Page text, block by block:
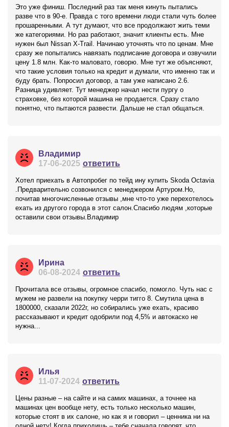
Это уже финиш. Последний раз так меня кинуть пытались
разве что в 90-е. Правда с того времени люди стали чуть более
прошаренными. А тут думают, что все продолжают жить теми
же категориями. Но раз работают, значит клиенты есть. Мне
нужен был Nissan X-Trail. Начинаю уточнять что по ценам. Мне
сразу же попытались навязать подписание договора и озвучили
цену 1.8 млн. Как-то маловато, говорю. Мне тут же объясняют,
что такие условия только на кредит и думали, что именно так и
буду брать. Попросил договор, а там уже написано 2.6.
Разница удивляет. Тут менеджер начал нести пургу о
страховке, без которой машина не продается. Сразу стало
понятно, что пытаются развести. Дальше не стал общаться.
Владимир
17-06-2025 ответить
Хотел приехать в Автопробег по тейд ину купить Skoda Octavia
.Предварительно созвонился с менеджером Артуром.Но,
почитав многочисленные отзывы ,мне что-то уже перехотелось
ехать из другого города в этот салон.Спасибо людям ,которые
оставили свои отзывы.Владимир
Ирина
06-08-2024 ответить
Прочитала все отзывы, огромное спасибо, помогло. Чуть нас с
мужем не развели на покупку черри тигго 8. Смутила цена в
1800000, сказали 2022г, но собирались уже ехать, красиво
рассказывают и кредит одобрили под 4,5% и автокаско не
нужна...
Илья
11-07-2024 ответить
Цены разные – на сайте и на самих машинах, а точнее на
машинах цен вообще нету, есть только несколько машин,
которые стоят в их салоне, но как я и говорил – ценника ни на